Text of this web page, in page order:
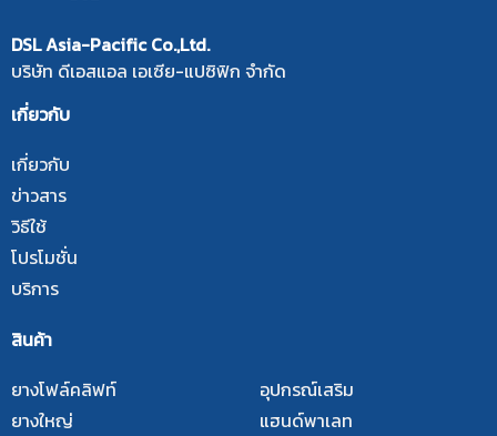
DSL Asia-Pacific Co.,Ltd.
บริษัท ดีเอสแอล เอเซีย-แปซิฟิก จำกัด
เกี่ยวกับ
เกี่ยวกับ
ข่าวสาร
วิธีใช้
โปรโมชั่น
บริการ
สินค้า
ยางโฟล์คลิฟท์
ยางใหญ่
อุปกรณ์เสริม
แฮนด์พาเลท